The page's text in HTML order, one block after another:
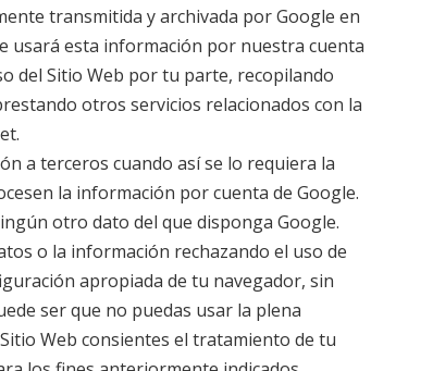
transmitida y archivada por Google en
usará esta información por nuestra cuenta
del Sitio Web por tu parte, recopilando
otros servicios relacionados con la
a terceros cuando así se lo requiera la
la información por cuenta de Google.
otro dato del que disponga Google.
o la información rechazando el uso de
apropiada de tu navegador, sin
ser que no puedas usar la plena
Web consientes el tratamiento de tu